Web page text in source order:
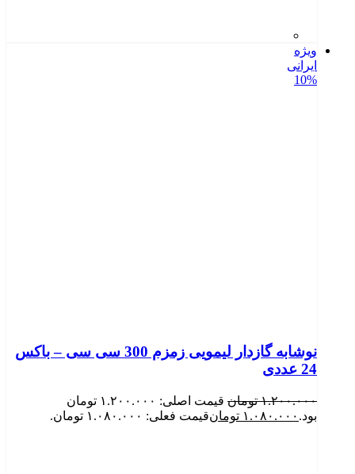
ویژه
ایرانی
10%
نوشابه گازدار لیمویی زمزم 300 سی سی – باکس
24 عددی
۱.۲۰۰.۰۰۰ تومان
قیمت اصلی: ۱.۲۰۰.۰۰۰ تومان
بود. ۱.۰۸۰.۰۰۰ تومانقیمت فعلی: ۱.۰۸۰.۰۰۰ تومان.